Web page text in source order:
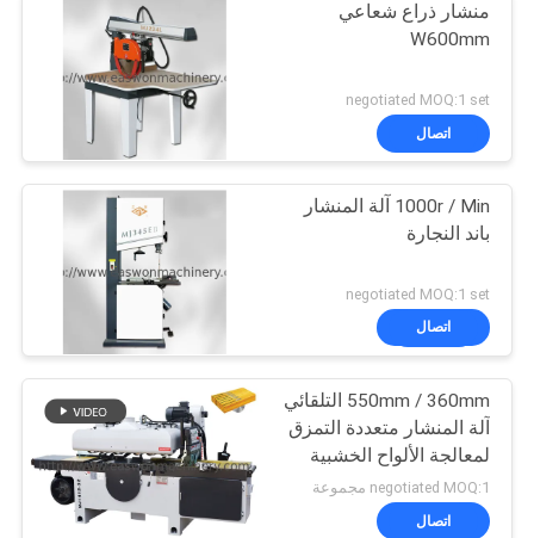
منشار ذراع شعاعي
W600mm
negotiated MOQ:1 set
اتصال
1000r / Min آلة المنشار
باند النجارة
negotiated MOQ:1 set
اتصال
550mm / 360mm التلقائي
آلة المنشار متعددة التمزق
لمعالجة الألواح الخشبية
الصلبة
negotiated MOQ:1 مجموعة
اتصال